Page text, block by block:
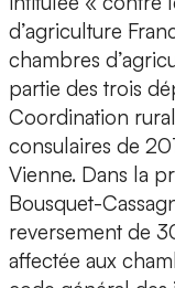
d’agriculture
chambres
partie des trois
Coordination
consulaires de
Vienne. Dans la
Bousquet-
reversement de
affectée aux